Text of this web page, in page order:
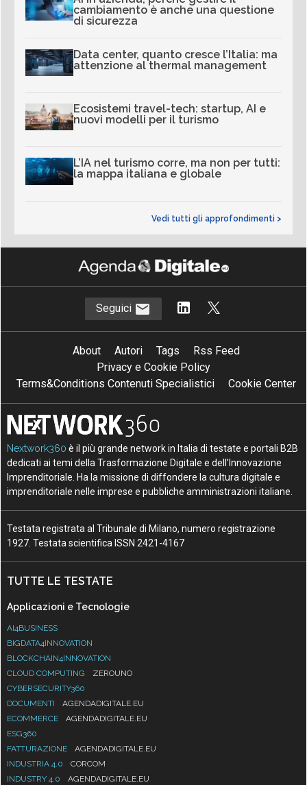
cambiamento è anche una questione
di sicurezza
Data center, quanto cresce l’Italia: ma
attenzione al thermal management
Ecosistemi travel-tech: startup, AI e
nuovi modelli per il turismo
L’IA nel turismo corre, ma non per tutti:
la mappa italiana e globale
Vedi tutti gli approfondimenti >
Seguici
About Autori Tags
Rss Feed
Privacy e Cookie Policy
Terms&Conditions Contenuti Specialistici
Cookie Center
Nextwork360 è il più grande network in Italia di testate e portali B2B
dedicati ai temi della Trasformazione Digitale e dell’Innovazione
Imprenditoriale. Ha la missione di diffondere la cultura digitale e
imprenditoriale nelle imprese e pubbliche amministrazioni italiane.
Testata registrata al Tribunale di Milano, numero registrazione
1927. Testata scientifica ISSN 2421-4167
TUTTE LE TESTATE
Applicazioni e Tecnologie
AI4BUSINESS
BIGDATA4INNOVATION
BLOCKCHAIN4INNOVATION
CLOUD COMPUTING
ZEROUNO
CYBERSECURITY360
DOCUMENTI
AGENDADIGITALE.EU
ECOMMERCE
AGENDADIGITALE.EU
ESG360
FATTURAZIONE
AGENDADIGITALE.EU
INDUSTRIA 4.0
CORCOM
INDUSTRY 4.0
AGENDADIGITALE.EU